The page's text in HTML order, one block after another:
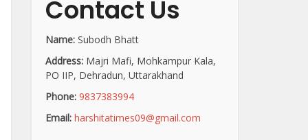
Contact Us
Name: Subodh Bhatt
Address: Majri Mafi, Mohkampur Kala,
PO IIP, Dehradun, Uttarakhand
Phone: 9837383994
Email: harshitatimes09@gmail.com